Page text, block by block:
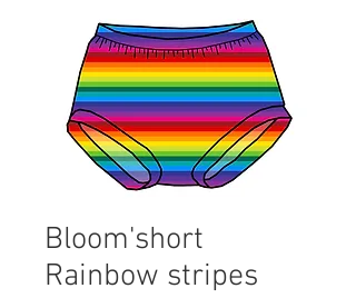
Bloom'short
Rainbow stripes